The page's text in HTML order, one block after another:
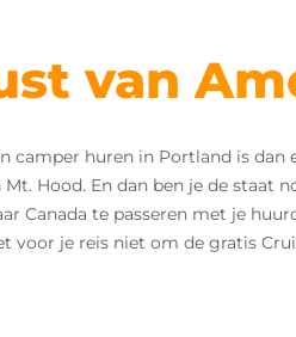
van
camper huren in Portland is
Hood. En dan ben je de
Canada te passeren met je
voor je reis niet om de gratis